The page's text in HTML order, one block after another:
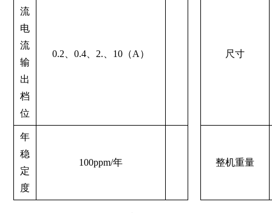
流
电
流
输
出
档
位
0.2、0.4、2.、10（A） 尺寸
年
稳
定
度
100ppm/年 整机重量